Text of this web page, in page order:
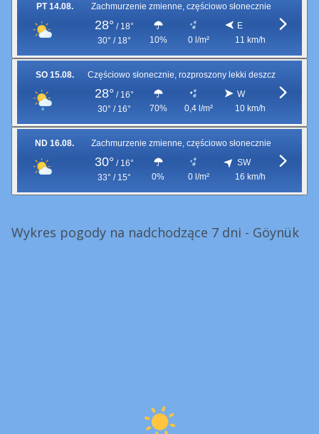
PT 14.08. Zachmurzenie zmienne, częściowo słonecznie
28° / 18°
30° / 18°
10% 0 l/m²
E
11 km/h
SO 15.08. Częściowo słonecznie, rozproszony lekki deszcz
28° / 16°
30° / 16°
70% 0,4 l/m²
W
10 km/h
ND 16.08. Zachmurzenie zmienne, częściowo słonecznie
30° / 16°
33° / 15°
0% 0 l/m²
SW
16 km/h
Wykres pogody na nadchodzące 7 dni - Göynük